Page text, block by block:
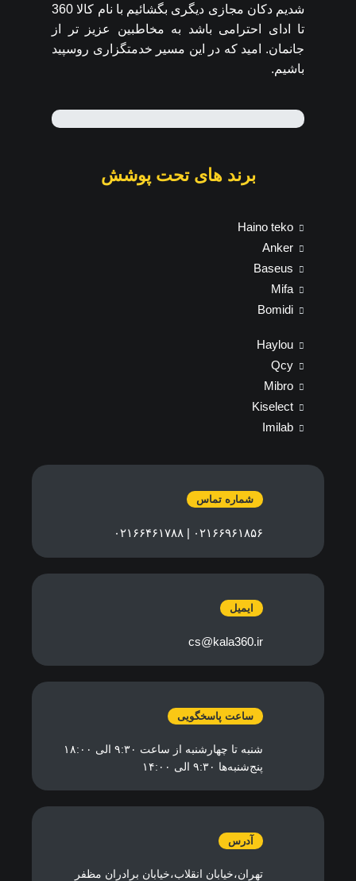
شدیم دکان مجازی دیگری بگشائیم با نام کالا 360
تا ادای احترامی باشد به مخاطبین عزیز تر از
جانمان. امید که در این مسیر خدمتگزاری روسپید
باشیم.
برند های تحت پوشش
Haino teko
Anker
Baseus
Mifa
Bomidi
Haylou
Qcy
Mibro
Kiselect
Imilab
شماره تماس
۰۲۱۶۶۹۶۱۸۵۶ | ۰۲۱۶۶۴۶۱۷۸۸
ایمیل
cs@kala360.ir
ساعت پاسخگویی
شنبه تا چهارشنبه از ساعت ۹:۳۰ الی ۱۸:۰۰
پنج‌شنبه‌ها ۹:۳۰ الی ۱۴:۰۰
آدرس
تهران،خیابان انقلاب،خیابان برادران مظفر